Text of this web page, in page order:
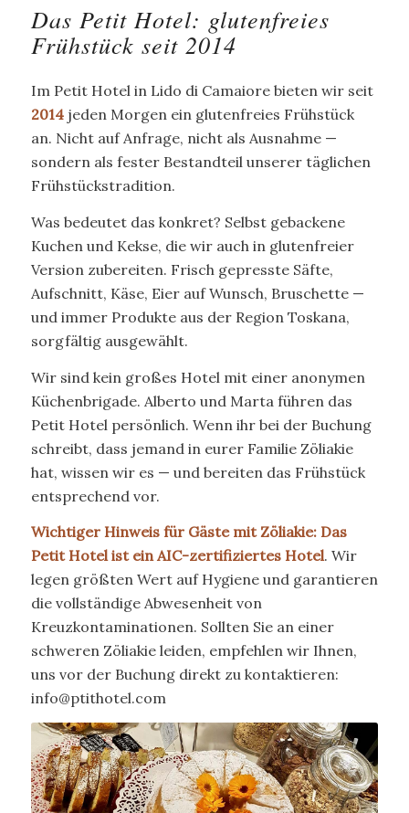
Das Petit Hotel: glutenfreies
Frühstück seit 2014
Im Petit Hotel in Lido di Camaiore bieten wir seit
2014jeden Morgen ein glutenfreies Frühstück
an. Nicht auf Anfrage, nicht als Ausnahme —
sondern als fester Bestandteil unserer täglichen
Frühstückstradition.
Was bedeutet das konkret? Selbst gebackene
Kuchen und Kekse, die wir auch in glutenfreier
Version zubereiten. Frisch gepresste Säfte,
Aufschnitt, Käse, Eier auf Wunsch, Bruschette —
und immer Produkte aus der Region Toskana,
sorgfältig ausgewählt.
Wir sind kein großes Hotel mit einer anonymen
Küchenbrigade. Alberto und Marta führen das
Petit Hotel persönlich. Wenn ihr bei der Buchung
schreibt, dass jemand in eurer Familie Zöliakie
hat, wissen wir es — und bereiten das Frühstück
entsprechend vor.
Wichtiger Hinweis für Gäste mit Zöliakie: Das
Petit Hotel ist ein AIC-zertifiziertes Hotel. Wir
legen größten Wert auf Hygiene und garantieren
die vollständige Abwesenheit von
Kreuzkontaminationen. Sollten Sie an einer
schweren Zöliakie leiden, empfehlen wir Ihnen,
uns vor der Buchung direkt zu kontaktieren:
info@ptithotel.com